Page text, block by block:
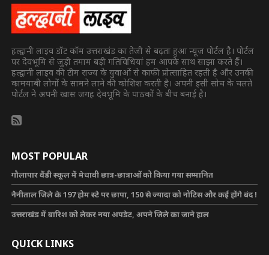
हल्द्वानी लाइव डॉट कॉम उत्तराखंड का तेजी से बढ़ता हुआ न्यूज पोर्टल है। पोर्टल
पर देवभूमि से जुड़ी तमाम बड़ी गतिविधियां हम आपके साथ साझा करते हैं।
हल्द्वानी लाइव की टीम राज्य के युवाओं से काफी प्रोत्साहित रहती है और उनकी
कामयाबी लोगों के सामने लाने की कोशिश करती है। अपनी इसी सोच के चलते
पोर्टल ने अपनी खास जगह देवभूमि के पाठकों के बीच बनाई है।
MOST POPULAR
गौलापार वैंडी स्कूल में मेधावी छात्र-छात्राओं को किया गया सम्मानित
नैनीताल जिले के 197 होम स्टे पर छापा, 150 से ज्यादा को नोटिस और कई होंगे बंद !
उत्तराखंड में बारिश को लेकर नया अपडेट, अपने जिले का जाने हाल
QUICK LINKS